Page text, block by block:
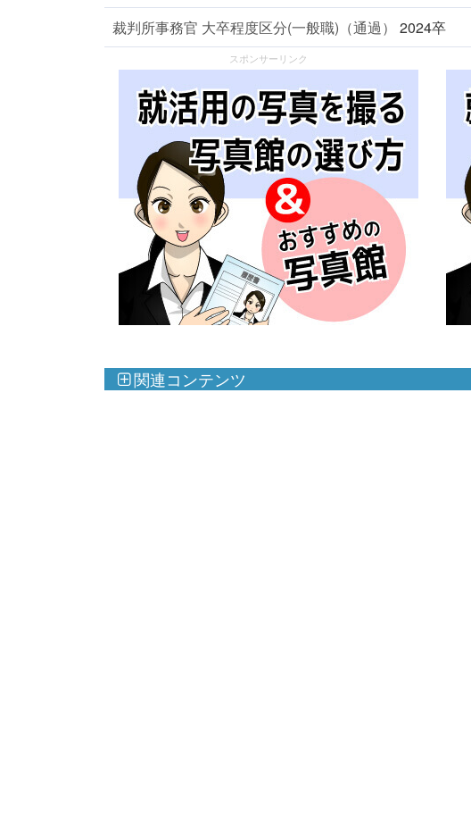
裁判所事務官 大卒程度区分(一般職)（通過）
2024卒
スポンサーリンク
関連コンテンツ